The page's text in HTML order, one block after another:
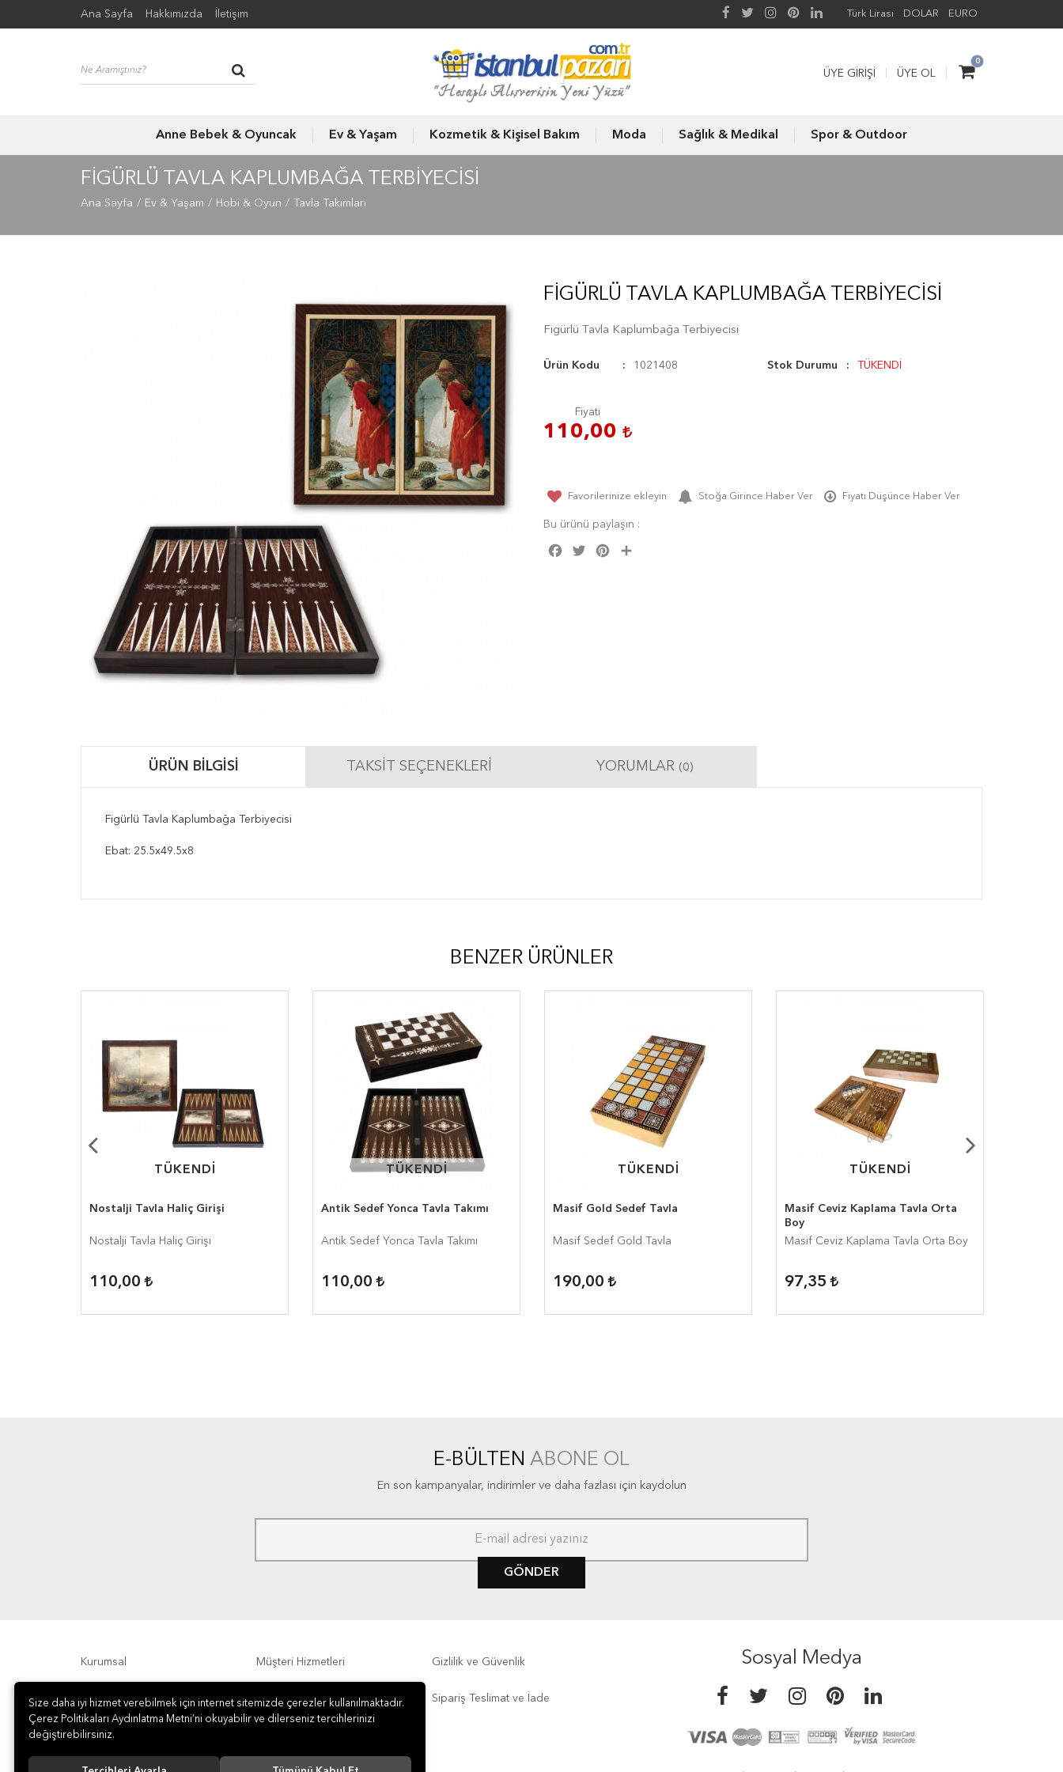
Ana Sayfa Hakkımızda İletişim Türk Lirası DOLAR EURO
0
ÜYE GIRIŞI ÜYE OL
Anne Bebek & Oyuncak Ev & Yaşam Kozmetik & Kişisel Bakım Moda Sağlık & Medikal Spor & Outdoor
FIGÜRLÜ TAVLA KAPLUMBAĞA TERBIYECISI
Ana Sayfa Ev & Yaşam Hobi & Oyun Tavla Takımları
FIGÜRLÜ TAVLA KAPLUMBAĞA TERBIYECISI
Figürlü Tavla Kaplumbağa Terbiyecisi
Ürün Kodu 1021408 Stok Durumu TÜKENDİ
Fiyatı
110,00
Favorilerinize ekleyin Stoğa Girince Haber Ver Fiyatı Düşünce Haber Ver
Bu ürünü paylaşın :
Facebook
Twitter Pinterest
ÜRÜN BILGISI TAKSIT SEÇENEKLERI YORUMLAR (0)
Figürlü Tavla Kaplumbağa Terbiyecisi
Ebat: 25.5x49.5x8
BENZER ÜRÜNLER
TÜKENDİ
TÜKENDİ
Nostalji Tavla Haliç Girişi
Nostalji Tavla Haliç Girişi
110,00
TÜKENDİ
TÜKENDİ
Antik Sedef Yonca Tavla Takımı
Antik Sedef Yonca Tavla Takımı
110,00
TÜKENDİ
TÜKENDİ
Masif Gold Sedef Tavla
Masif Sedef Gold Tavla
190,00
TÜKENDİ
TÜKENDİ
Masif Ceviz Kaplama Tavla Orta
Boy
Masif Ceviz Kaplama Tavla Orta Boy
97,35
E-BÜLTEN ABONE OL
En son kampanyalar, indirimler ve daha fazlası için kaydolun
GÖNDER
Kurumsal
Ödeme Seçenekleri
Müşteri Hizmetleri
Hakkımızda
Gizlilik ve Güvenlik
Sipariş Teslimat ve İade
Sosyal Medya
Size daha iyi hizmet verebilmek için internet sitemizde çerezler kullanılmaktadır.
Çerez Politikaları Aydınlatma Metni’ni okuyabilir ve dilerseniz tercihlerinizi
değiştirebilirsiniz.